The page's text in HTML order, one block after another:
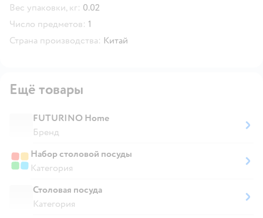
Вес упаковки, кг: 0.02
Число предметов: 1
Страна производства: Китай
Ещё товары
FUTURINO Home
Бренд
Набор столовой посуды
Категория
Столовая посуда
Категория